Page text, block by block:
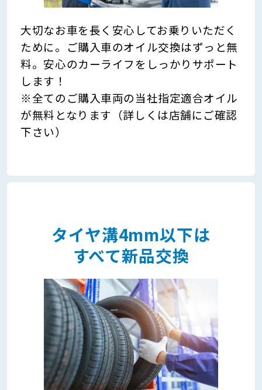
大切なお車を長く安心してお乗りいただく
ために。ご購入車のオイル交換はずっと無
料。安心のカーライフをしっかりサポート
します！
※全てのご購入車両の当社指定適合オイル
が無料となります（詳しくは店舗にご確認
下さい）
タイヤ溝4mm以下は
すべて新品交換